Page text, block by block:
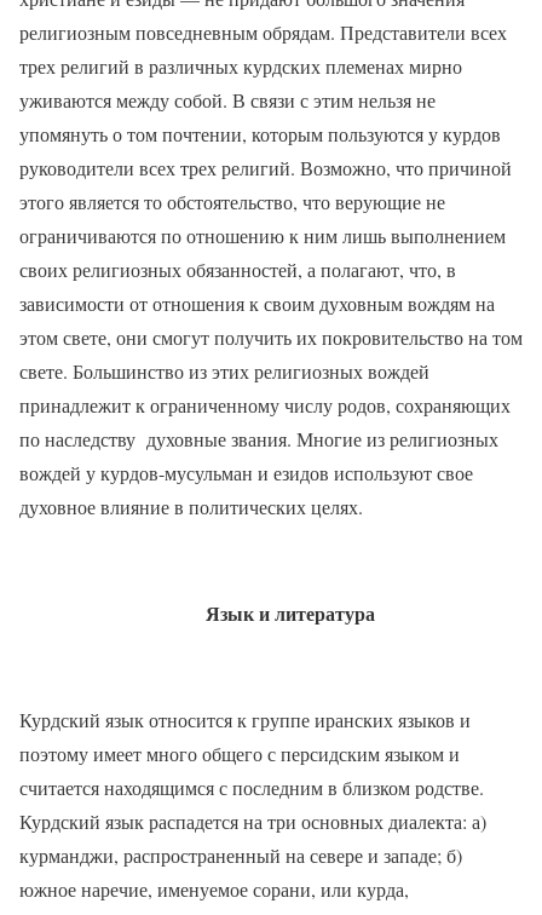
религиозным повседневным обрядам. Представители всех
трех религий в различных курдских племенах мирно
уживаются между собой. В связи с этим нельзя не
упомянуть о том почтении, которым пользуются у курдов
руководители всех трех религий. Возможно, что причиной
этого является то обстоятельство, что верующие не
ограничиваются по отношению к ним лишь выполнением
своих религиозных обязанностей, а полагают, что, в
зависимости от отношения к своим духовным вождям на
этом свете, они смогут получить их покровительство на том
свете. Большинство из этих религиозных вождей
принадлежит к ограниченному числу родов, сохраняющих
по наследству духовные звания. Многие из религиозных
вождей у курдов-мусульман и езидов используют свое
духовное влияние в политических целях.
Язык и литература
Курдский язык относится к группе иранских языков и
поэтому имеет много общего с персидским языком и
считается находящимся с последним в близком родстве.
Курдский язык распадется на три основных диалекта: а)
курманджи, распространенный на севере и западе; б)
южное наречие, именуемое сорани, или курда,